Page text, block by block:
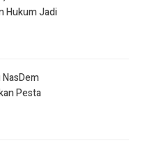
Hukum Jadi
Pesta